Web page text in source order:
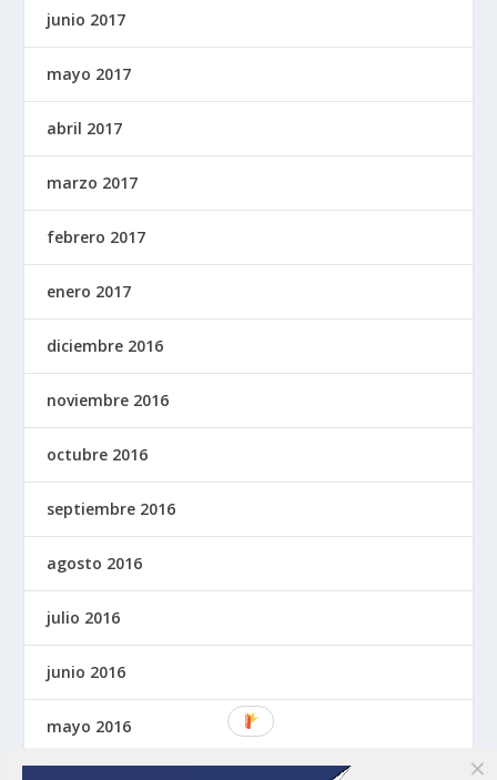
junio 2017
mayo 2017
abril 2017
marzo 2017
febrero 2017
enero 2017
diciembre 2016
noviembre 2016
octubre 2016
septiembre 2016
agosto 2016
julio 2016
junio 2016
mayo 2016